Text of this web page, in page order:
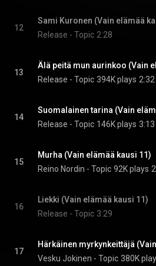
12
Sami Kuronen (Vain elämää
Release - Topic 2:28
13
Älä peitä mun aurinkoo (Vain
Release - Topic 394K plays 2:32
14
Suomalainen tarina (Vain
Release - Topic 146K plays 3:13
15
Murha (Vain elämää kausi 11)
Reino Nordin - Topic 92K plays
16
Liekki (Vain elämää kausi 11)
Release - Topic 3:29
17
Vesku Jokinen - Topic 380K